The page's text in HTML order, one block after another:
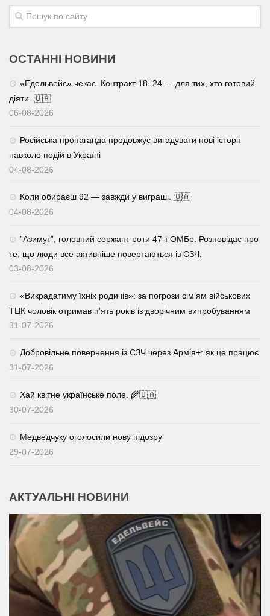
ОСТАННІ НОВИНИ
«Едельвейс» чекає. Контракт 18–24 — для тих, хто готовий
діяти. 🇺🇦
06-08-2026
Російська пропаганда продовжує вигадувати нові історії
навколо подій в Україні
04-08-2026
Коли обираєш 92 — завжди у виграші. 🇺🇦
04-08-2026
⁨”Азимут”, головний сержант роти 47-ї ОМБр. Розповідає про
те, що люди все активніше повертаються із СЗЧ.
03-08-2026
«Викрадатиму їхніх родичів»: за погрози сім’ям військових
ТЦК чоловік отримав п’ять років із дворічним випробуванням
31-07-2026
Добровільне повернення із СЗЧ через Армія+: як це працює
31-07-2026
Хай квітне українське поле. 🌾🇺🇦
30-07-2026
Медведчуку оголосили нову підозру
29-07-2026
АКТУАЛЬНІ НОВИНИ